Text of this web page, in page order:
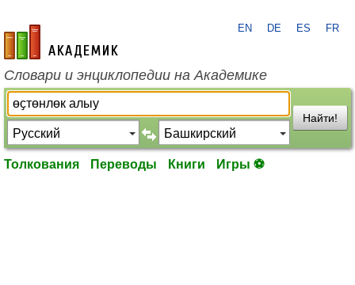
academic.ru
EN DE ES FR
Словари и энциклопедии на Академике
Найти!
Толкования Переводы Книги Игры ⚽